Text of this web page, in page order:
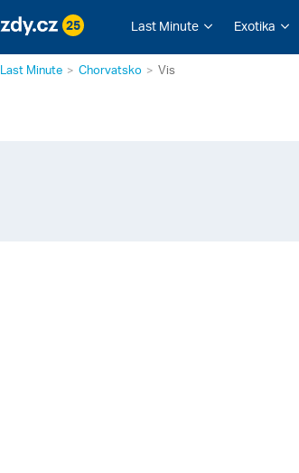
25 Last Minute Exotika
Last Minute Chorvatsko Vis